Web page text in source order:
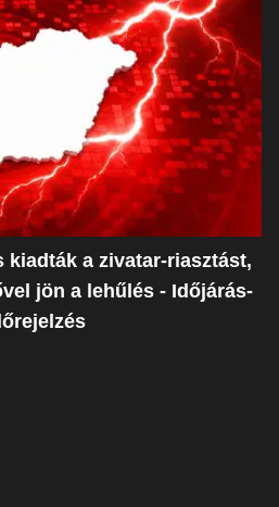
kiadták a zivatar-riasztást,
jön a lehűlés - Időjárás-